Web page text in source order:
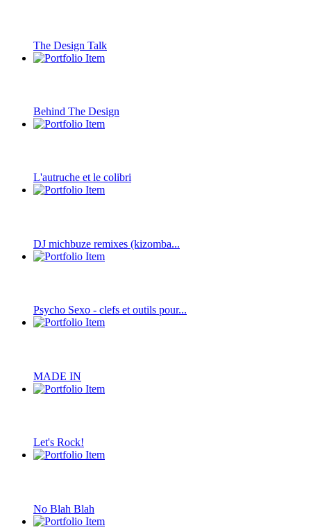
The Design Talk
Behind The Design
L'autruche et le colibri
DJ michbuze remixes (kizomba...
Psycho Sexo - clefs et outils pour...
MADE IN
Let's Rock!
No Blah Blah